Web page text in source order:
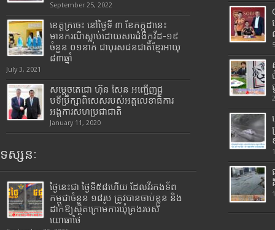
September 25, 2022
ខេត្តក្រចេះ នៅថ្ងៃទី ៣ ខែកក្កដានេះ
មានករណីស្លាប់ដោយសារជំងឺកូវីដ-១៩
ចំនួន ០១នាក់ ជាបុរសជនជាតិខ្មែរអាយុ
៨៣ឆ្នាំ
July 3, 2021
សម្តេចតេជោ ហ៊ុន សែន អញ្ជើញជួ
បទីប្រឹក្សាពិសេសរបស់អគ្គលេខាធិការ
អង្គការសហប្រជាជាតិ
January 11, 2020
ទស្សនៈ
ថ្ងៃនេះជា ថ្ងៃទី៥៨ហើយ ដែលវីរកងទ័ព
កម្ពុជាចំនួន ១៨រូប ត្រូវបានចាប់ខ្លួន និង
ដាក់ឱ្យស្ថិតក្រោមការឃុំគ្រងរបស់
យោធាថៃ